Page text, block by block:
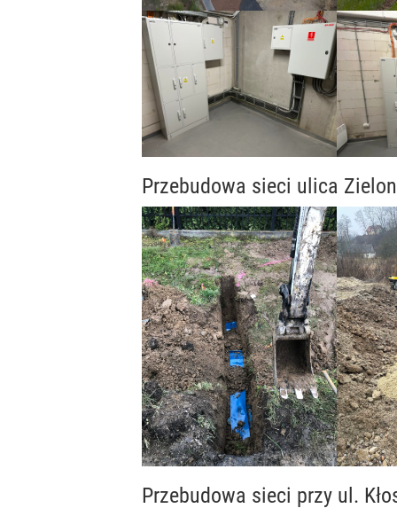
Przebudowa sieci ulica
Przebudowa sieci przy ul.